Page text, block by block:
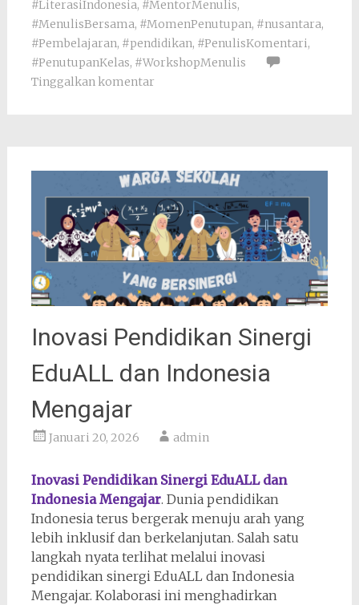
#LiterasiIndonesia, #MentorMenulis,
#MenulisBersama, #MomenPenutupan, #nusantara,
#Pembelajaran, #pendidikan, #PenulisKomentari,
#PenutupanKelas, #WorkshopMenulis
Tinggalkan komentar
Inovasi Pendidikan Sinergi
EduALL dan Indonesia
Mengajar
Januari 20, 2026 admin
Inovasi Pendidikan Sinergi EduALL dan
Indonesia Mengajar. Dunia pendidikan
Indonesia terus bergerak menuju arah yang
lebih inklusif dan berkelanjutan. Salah satu
langkah nyata terlihat melalui inovasi
pendidikan sinergi EduALL dan Indonesia
Mengajar. Kolaborasi ini menghadirkan